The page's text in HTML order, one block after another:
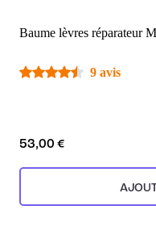
Baume lèvres réparateur
9 avis
53,00 €